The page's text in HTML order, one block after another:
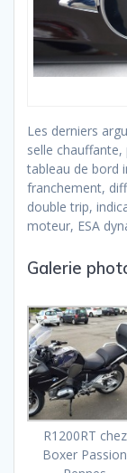
Les derniers
selle
tableau de bord
franchement,
double trip,
moteur, ESA
Galerie
R1200RT chez
Boxer Passion